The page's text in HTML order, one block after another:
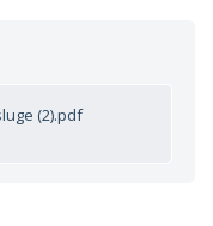
(2).pdf